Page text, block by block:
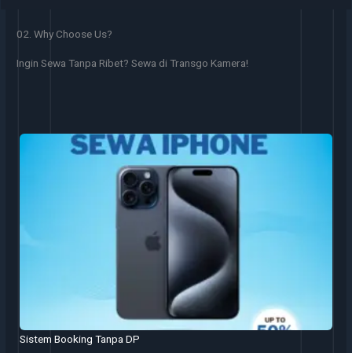
02. Why Choose Us?
Ingin Sewa Tanpa Ribet? Sewa di Transgo Kamera!
Sistem Booking Tanpa DP